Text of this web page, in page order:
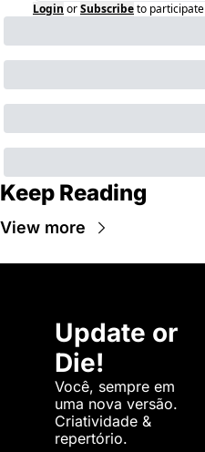
Login orSubscribeto participate
Keep Reading
View more
Update or
Die!
Você, sempre em
uma nova versão.
Criatividade &
repertório.